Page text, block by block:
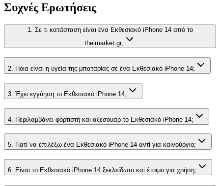
Συχνές Ερωτήσεις
1. Σε τι κατάσταση είναι ένα Εκθεσιακό iPhone 14 από το
theimarket.gr;
2. Ποια είναι η υγεία της μπαταρίας σε ένα Εκθεσιακό iPhone 14;
3. Έχει εγγύηση το Εκθεσιακό iPhone 14;
4. Περιλαμβάνει φορτιστή και αξεσουάρ το Εκθεσιακό iPhone 14;
5. Γιατί να επιλέξω ένα Εκθεσιακό iPhone 14 αντί για καινούργιο;
6. Είναι το Εκθεσιακό iPhone 14 ξεκλείδωτο και έτοιμο για χρήση;